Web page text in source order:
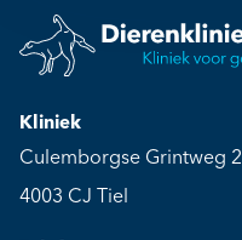
Kliniek
Culemborgse Grintweg 2
4003 CJ Tiel